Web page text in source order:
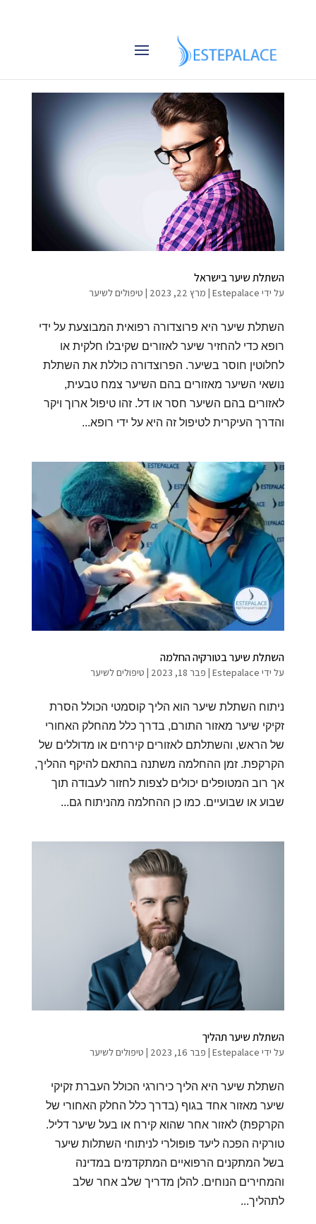
השתלת שיער בישראל
על ידי Estepalace
| מרץ 22, 2023 | טיפולים לשיער
השתלת שיער היא פרוצדורה רפואית המבוצעת על ידי
רופא כדי להחזיר שיער לאזורים שקיבלו חלקית או
לחלוטין חוסר בשיער. הפרוצדורה כוללת את השתלת
נושאי השיער מאזורים בהם השיער צמח טבעית,
לאזורים בהם השיער חסר או דל. זהו טיפול ארוך ויקר
והדרך העיקרית לטיפול זה היא על ידי רופא...
השתלת שיער בטורקיה החלמה
על ידי Estepalace
| פבר 18, 2023 | טיפולים לשיער
ניתוח השתלת שיער הוא הליך קוסמטי הכולל הסרת
זקיקי שיער מאזור התורם, בדרך כלל מהחלק האחורי
של הראש, והשתלתם לאזורים קירחים או מדוללים של
הקרקפת. זמן ההחלמה משתנה בהתאם להיקף ההליך,
אך רוב המטופלים יכולים לצפות לחזור לעבודה תוך
שבוע או שבועיים. כמו כן ההחלמה מהניתוח גם...
השתלת שיער תהליך
על ידי Estepalace
| פבר 16, 2023 | טיפולים לשיער
השתלת שיער היא הליך כירורגי הכולל העברת זקיקי
שיער מאזור אחד בגוף (בדרך כלל החלק האחורי של
הקרקפת) לאזור אחר שהוא קירח או בעל שיער דליל.
טורקיה הפכה ליעד פופולרי לניתוחי השתלות שיער
בשל המתקנים הרפואיים המתקדמים במדינה
והמחירים הנוחים. להלן מדריך שלב אחר שלב
לתהליך...